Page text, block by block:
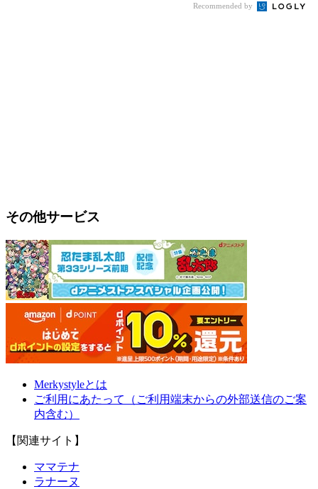
Recommended by
その他サービス
Merkystyleとは
ご利用にあたって（ご利用端末からの外部送信のご案
内含む）
【関連サイト】
ママテナ
ラナーヌ